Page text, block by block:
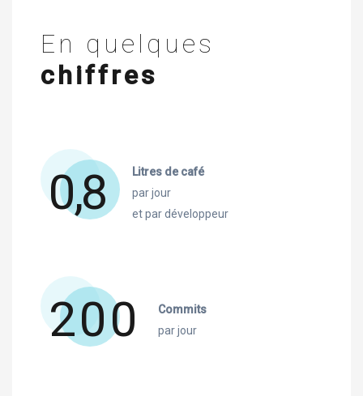
En quelques
chiffres
0,8
Litres de café
par jour
et par développeur
200
Commits
par jour